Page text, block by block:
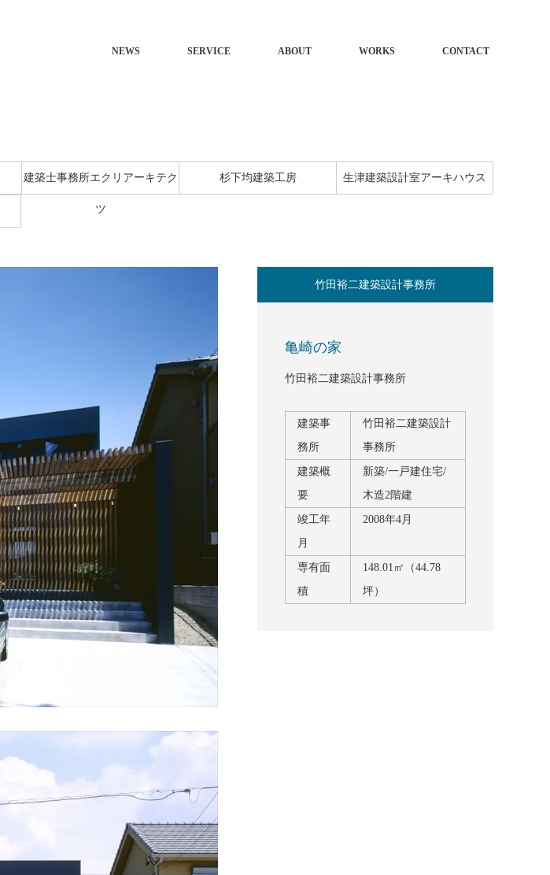
NEWS SERVICE ABOUT WORKS CONTACT
建築士事務所エクリアーキテク
ツ
杉下均建築工房 生津建築設計室アーキハウス
竹田裕二建築設計事務所
亀崎の家
竹田裕二建築設計事務所
建築事
務所
竹田裕二建築設計
事務所
建築概
要
新築/一戸建住宅/
木造2階建
竣工年
月
2008年4月
専有面
積
148.01㎡（44.78
坪）